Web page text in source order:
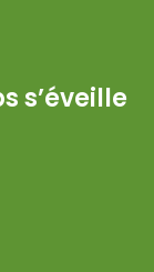
s’éveille